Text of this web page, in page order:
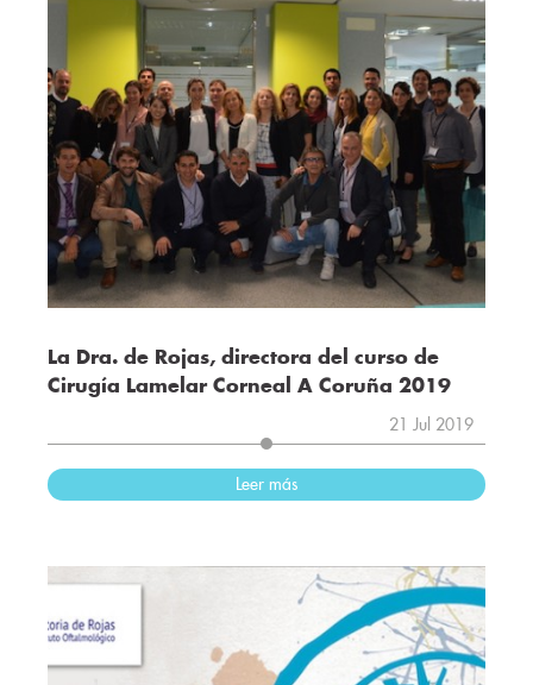
La Dra. de Rojas, directora del curso de
Cirugía Lamelar Corneal A Coruña 2019
21 Jul 2019
Leer más